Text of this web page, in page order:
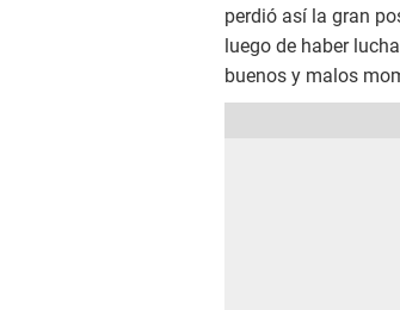
perdió así la gran
luego de haber
buenos y malos